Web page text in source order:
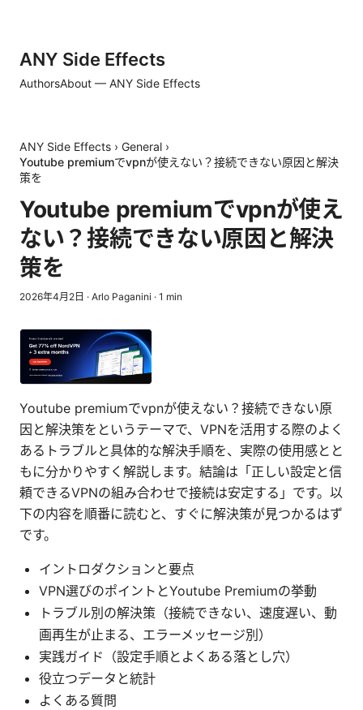
ANY Side Effects
AuthorsAbout — ANY Side Effects
ANY Side Effects › General ›
Youtube premiumでvpnが使えない？接続できない原因と解決
策を
Youtube premiumでvpnが使え
ない？接続できない原因と解決
策を
2026年4月2日 · Arlo Paganini · 1 min
Youtube premiumでvpnが使えない？接続できない原
因と解決策をというテーマで、VPNを活用する際のよく
あるトラブルと具体的な解決手順を、実際の使用感とと
もに分かりやすく解説します。結論は「正しい設定と信
頼できるVPNの組み合わせで接続は安定する」です。以
下の内容を順番に読むと、すぐに解決策が見つかるはず
です。
イントロダクションと要点
VPN選びのポイントとYoutube Premiumの挙動
トラブル別の解決策（接続できない、速度遅い、動
画再生が止まる、エラーメッセージ別）
実践ガイド（設定手順とよくある落とし穴）
役立つデータと統計
よくある質問